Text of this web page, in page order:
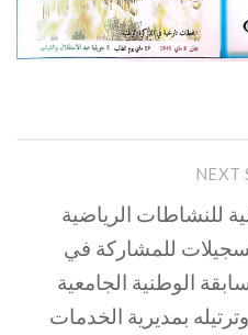
NEXT
للنشاطات الرياضية
للمشاركة في
الوطنية الجامعية
بمديرية الخدمات